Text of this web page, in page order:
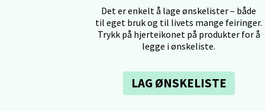
Det er enkelt å lage ønskelister – både
til eget bruk og til livets mange feiringer.
Trykk på hjerteikonet på produkter for å
legge i ønskeliste.
LAG ØNSKELISTE